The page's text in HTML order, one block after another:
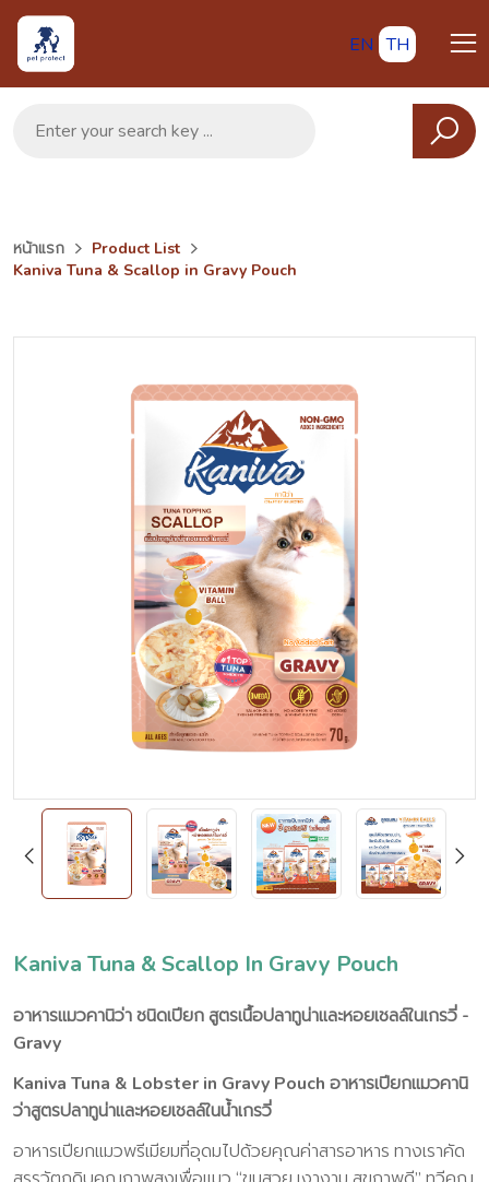
EN TH
หน้าแรก
Product List
Kaniva Tuna & Scallop in Gravy Pouch
Kaniva Tuna & Scallop In Gravy Pouch
อาหารแมวคานิว่า ชนิดเปียก สูตรเนื้อปลาทูน่าและหอยเชลล์ในเกรวี่ -
Gravy
Kaniva Tuna & Lobster in Gravy Pouch อาหารเปียกแมวคานิ
ว่าสูตรปลาทูน่าและหอยเชลล์ในน้ำเกรวี่
อาหารเปียกแมวพรีเมียมที่อุดมไปด้วยคุณค่าสารอาหาร ทางเราคัด